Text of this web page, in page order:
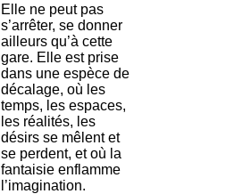
Elle ne peut pas
s’arrêter, se donner
ailleurs qu’à cette
gare. Elle est prise
dans une espèce de
décalage, où les
temps, les espaces,
les réalités, les
désirs se mêlent et
se perdent, et où la
fantaisie enflamme
l’imagination.